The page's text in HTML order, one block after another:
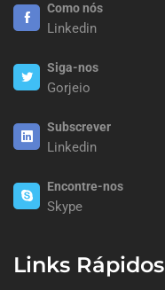
Como nós
Linkedin
Siga-nos
Gorjeio
Subscrever
Linkedin
Encontre-nos
Skype
Links Rápidos